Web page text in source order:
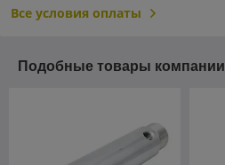
Все условия оплаты
Подобные товары компании